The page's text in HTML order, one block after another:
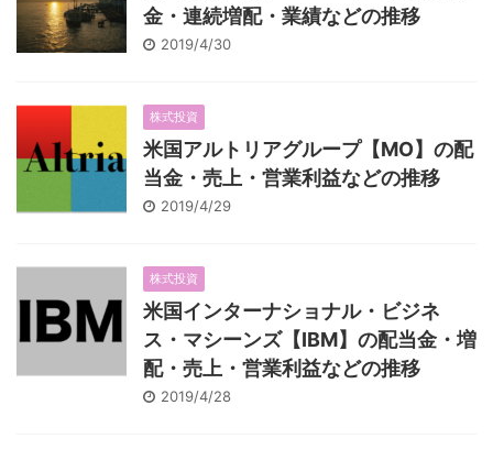
金・連続増配・業績などの推移
2019/4/30
株式投資
米国アルトリアグループ【MO】の配
当金・売上・営業利益などの推移
2019/4/29
株式投資
米国インターナショナル・ビジネ
ス・マシーンズ【IBM】の配当金・増
配・売上・営業利益などの推移
2019/4/28